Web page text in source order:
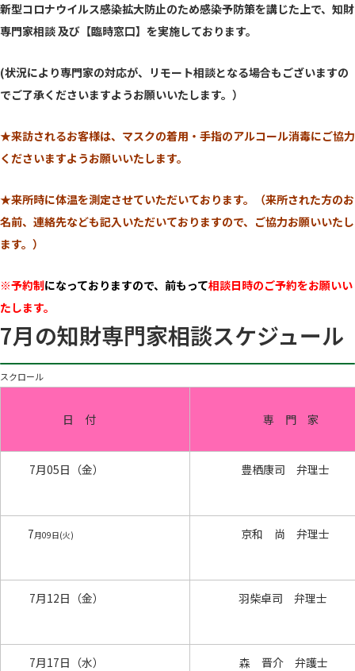
新型コロナウイルス感染拡大防止のため感染予防策を講じた上で、 知財
専門家相談 及び【臨時窓口】を実施しております。
(状況により専門家の対応が、リモート相談となる場合もございますの
でご了承くださいますようお願いいたします。）
★来訪されるお客様は、マスクの着用・手指のアルコール消毒にご協力
くださいますようお願いいたします。
★来所時に体温を測定させていただいております。
（来所された方のお
名前、連絡先なども記入いただいておりますので、ご協力お願いいたし
ます。）
※予約制になっておりますので、前もって相談日時のご予約をお願いい
たします。
7月の知財専門家相談スケジュール
スクロール
日 付 専 門 家
7月05日（金） 豊栖康司 弁理士
7月09日(火) 京和 尚 弁理士
7月12日（金） 羽柴卓司 弁理士
7月17日（水） 森 晋介 弁護士